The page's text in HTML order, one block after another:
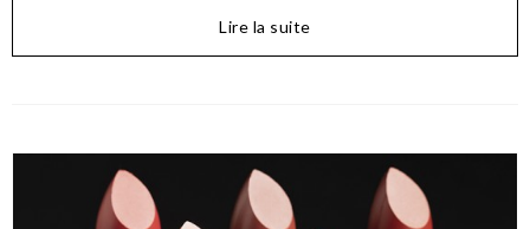
Lire la suite